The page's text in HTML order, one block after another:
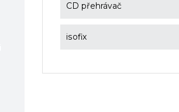
CD přehrávač
isofix